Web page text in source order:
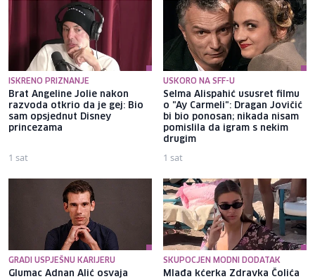
ISKRENO PRIZNANJE
Brat Angeline Jolie nakon
razvoda otkrio da je gej: Bio
sam opsjednut Disney
princezama
1 sat
USKORO NA SFF-U
Selma Alispahić ususret filmu
o "Ay Carmeli": Dragan Jovičić
bi bio ponosan; nikada nisam
pomislila da igram s nekim
drugim
1 sat
GRADI USPJEŠNU KARIJERU
Glumac Adnan Alić osvaja
SKUPOCJEN MODNI DODATAK
Mlađa kćerka Zdravka Čolića